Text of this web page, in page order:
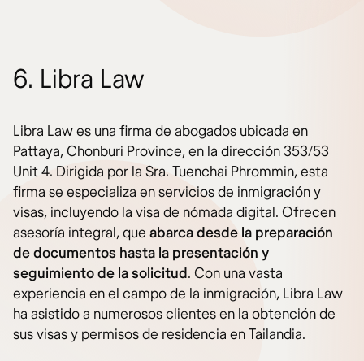
6. Libra Law
Libra Law es una firma de abogados ubicada en
Pattaya, Chonburi Province, en la dirección 353/53
Unit 4. Dirigida por la Sra. Tuenchai Phrommin, esta
firma se especializa en servicios de inmigración y
visas, incluyendo la visa de nómada digital. Ofrecen
asesoría integral, que abarca desde la preparación
de documentos hasta la presentación y
seguimiento de la solicitud. Con una vasta
experiencia en el campo de la inmigración, Libra Law
ha asistido a numerosos clientes en la obtención de
sus visas y permisos de residencia en Tailandia.